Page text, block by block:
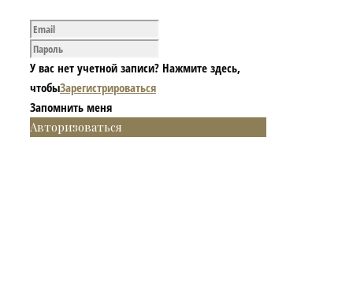
У вас нет учетной записи? Нажмите здесь,
чтобыЗарегистрироваться
Запомнить меня
Авторизоваться